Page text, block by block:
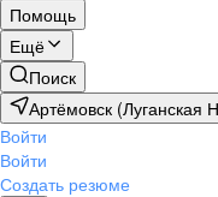
Помощь
Ещё
Поиск
Артёмовск (Луганская
Войти
Войти
Создать резюме